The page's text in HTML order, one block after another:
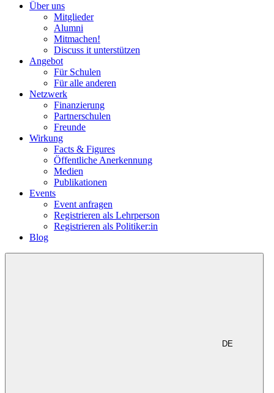
Über uns
Mitglieder
Alumni
Mitmachen!
Discuss it unterstützen
Angebot
Für Schulen
Für alle anderen
Netzwerk
Finanzierung
Partnerschulen
Freunde
Wirkung
Facts & Figures
Öffentliche Anerkennung
Medien
Publikationen
Events
Event anfragen
Registrieren als Lehrperson
Registrieren als Politiker:in
Blog
DE